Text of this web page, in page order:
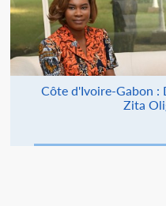
Côte d'Ivoire-Gabon
Zita